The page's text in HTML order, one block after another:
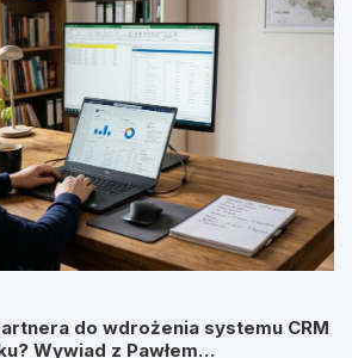
do wdrożenia systemu CRM
Wywiad z Pawłem